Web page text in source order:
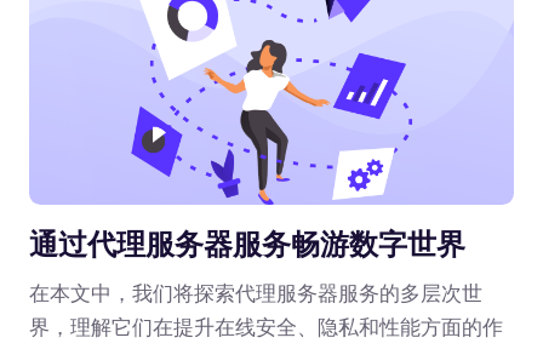
通过代理服务器服务畅游数字世界
在本文中，我们将探索代理服务器服务的多层次世
界，理解它们在提升在线安全、隐私和性能方面的作